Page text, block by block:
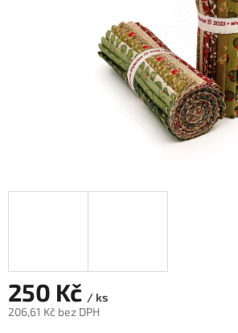
250 Kč / ks
206,61 Kč bez DPH